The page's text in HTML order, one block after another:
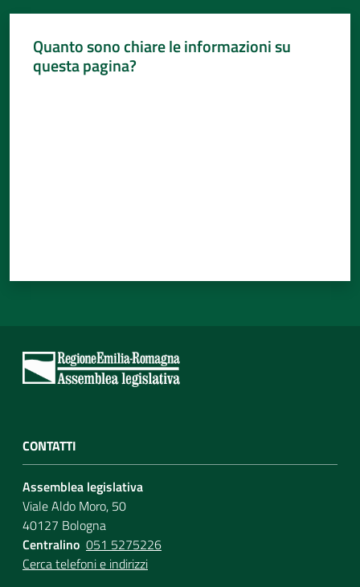
Quanto sono chiare le informazioni su
questa pagina?
CONTATTI
Assemblea legislativa
Viale Aldo Moro, 50
40127 Bologna
Centralino 051 5275226
Cerca telefoni e indirizzi